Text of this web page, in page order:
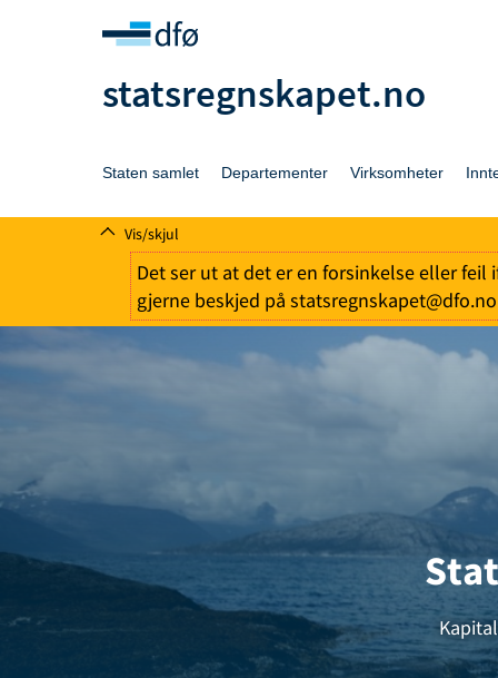
statsregnskapet.no
Staten samlet Departementer Virksomheter
Vis/skjul
Det ser ut at det er en forsinkelse eller
gjerne beskjed på statsregnskapet@dfo.no